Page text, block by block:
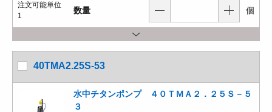
注文可能単位
1
数量 個
40TMA2.25S-53
水中チタンポンプ ４０ＴＭＡ２．２５Ｓ－５
３